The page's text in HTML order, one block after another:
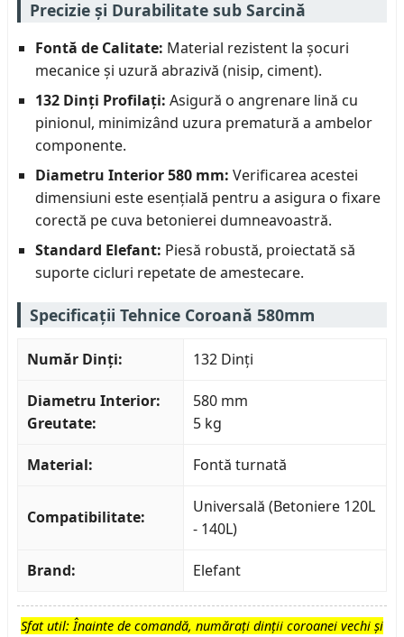
Precizie și Durabilitate sub Sarcină
Fontă de Calitate: Material rezistent la șocuri
mecanice și uzură abrazivă (nisip, ciment).
132 Dinți Profilați: Asigură o angrenare lină cu
pinionul, minimizând uzura prematură a ambelor
componente.
Diametru Interior 580 mm: Verificarea acestei
dimensiuni este esențială pentru a asigura o fixare
corectă pe cuva betonierei dumneavoastră.
Standard Elefant: Piesă robustă, proiectată să
suporte cicluri repetate de amestecare.
Specificații Tehnice Coroană 580mm
Număr Dinți: 132 Dinți
Diametru Interior:
Greutate:
580 mm
5 kg
Material: Fontă turnată
Compatibilitate:
Universală (Betoniere 120L
- 140L)
Brand: Elefant
Sfat util: Înainte de comandă, numărați dinții coroanei vechi și